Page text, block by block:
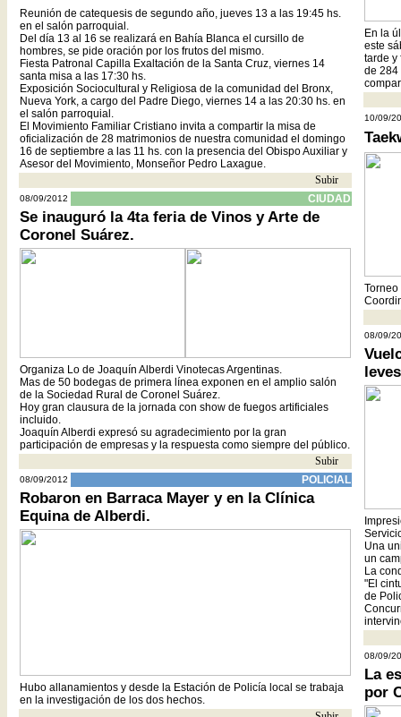
Reunión de catequesis de segundo año, jueves 13 a las 19:45 hs.
en el salón parroquial.
Del día 13 al 16 se realizará en Bahía Blanca el cursillo de
hombres, se pide oración por los frutos del mismo.
Fiesta Patronal Capilla Exaltación de la Santa Cruz, viernes 14
santa misa a las 17:30 hs.
Exposición Sociocultural y Religiosa de la comunidad del Bronx,
Nueva York, a cargo del Padre Diego, viernes 14 a las 20:30 hs. en
el salón parroquial.
El Movimiento Familiar Cristiano invita a compartir la misa de
oficialización de 28 matrimonios de nuestra comunidad el domingo
16 de septiembre a las 11 hs. con la presencia del Obispo Auxiliar y
Asesor del Movimiento, Monseñor Pedro Laxague.
Subir
08/09/2012 CIUDAD
Se inauguró la 4ta feria de Vinos y Arte de
Coronel Suárez.
Organiza Lo de Joaquín Alberdi Vinotecas Argentinas.
Mas de 50 bodegas de primera línea exponen en el amplio salón
de la Sociedad Rural de Coronel Suárez.
Hoy gran clausura de la jornada con show de fuegos artificiales
incluido.
Joaquín Alberdi expresó su agradecimiento por la gran
participación de empresas y la respuesta como siempre del público.
Subir
08/09/2012 POLICIAL
Robaron en Barraca Mayer y en la Clínica
Equina de Alberdi.
Hubo allanamientos y desde la Estación de Policía local se trabaja
en la investigación de los dos hechos.
En la
este
tarde y
de 284
10/09/
08/09/
Una
un
La
"El
de
08/09/
La
por